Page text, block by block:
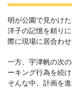
明が公園で見かけた
洋子の記憶を頼り
際に現場に居合わ
一方、宇津帆の次
ーキング行為を続け
そんな中、計画を